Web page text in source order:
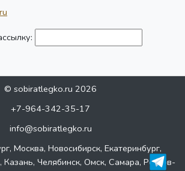
© sobiratlegko.ru 2026
+7-964-342-35-17
info@sobiratlegko.ru
Москва, Новосибирск, Екатеринбург,
Челябинск, Омск, Самара, Ростов-